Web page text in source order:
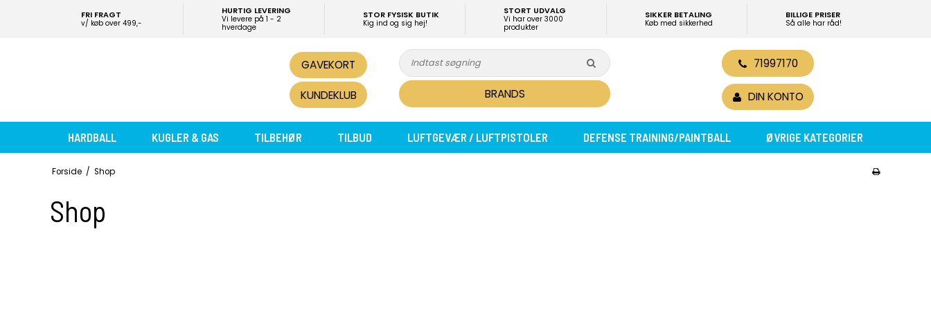
FRI FRAGT
v/ køb over 499,-
HURTIG LEVERING
Vi levere på 1 - 2
hverdage
STOR FYSISK BUTIK
Kig ind og sig hej!
STORT UDVALG
Vi har over 3000
produkter
SIKKER BETALING
Køb med sikkerhed
BILLIGE PRISER
Så alle har råd!
GAVEKORT
KUNDEKLUB BRANDS
71997170
DIN KONTO
HARDBALL KUGLER & GAS TILBEHØR TILBUD LUFTGEVÆR / LUFTPISTOLER DEFENSE TRAINING/PAINTBALL ØVRIGE KATEGORIER
Forside / Shop
Shop